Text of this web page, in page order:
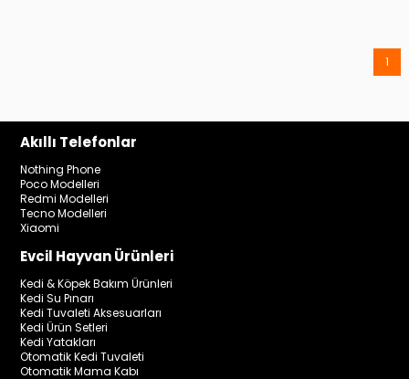
1
Akıllı Telefonlar
Nothing Phone
Poco Modelleri
Redmi Modelleri
Tecno Modelleri
Xiaomi
Evcil Hayvan Ürünleri
Kedi & Köpek Bakım Ürünleri
Kedi Su Pınarı
Kedi Tuvaleti Aksesuarları
Kedi Ürün Setleri
Kedi Yatakları
Otomatik Kedi Tuvaleti
Otomatik Mama Kabı